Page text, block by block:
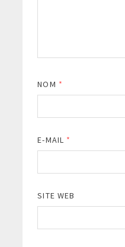
NOM *
E-MAIL *
SITE WEB